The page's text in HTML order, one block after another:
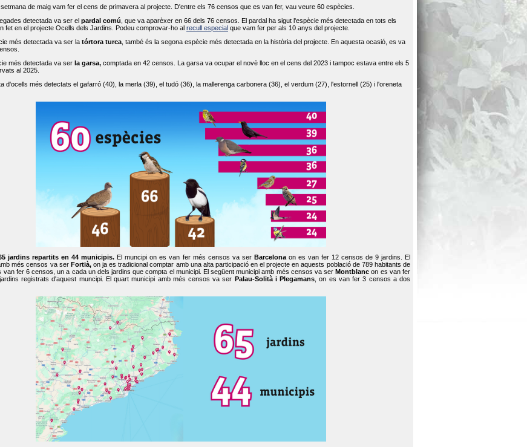
de maig vam fer el cens de primavera al projecte. D'entre els 76 censos que es van fer, vau veure 60 espècies.
detectada va ser el pardal comú , que va aparèxer en 66 dels 76 censos. El pardal ha sigut l'espècie més detectada en tots els
fet en el projecte Ocells dels Jardins. Podeu comprovar-ho al recull especial que vam fer per als 10 anys del projecte.
més detectada va ser la tórtora turca , també és la segona espècie més detectada en la història del projecte. En aquesta ocasió, es va
més detectada va ser la garsa, comptada en 42 censos. La garsa va ocupar el novè lloc en el cens del 2023 i tampoc estava entre els 5
al 2025.
d'ocells més detectats el gafarró (40), la merla (39), el tudó (36), la mallerenga carbonera (36), el verdum (27), l'estornell (25) i l'oreneta
jardins repartits en 44 municipis. El muncipi on es van fer més censos va ser Barcelonaon es van fer 12 censos de 9 jardins. El
més censos va ser Fortià, on ja es tradicional comptar amb una alta participació en el projecte en aquests població de 789 habitants de
van fer 6 censos, un a cada un dels jardins que compta el municipi. El següent municipi amb més censos va serMontblanc on es van fer
registrats d'aquest muncipi. El quart municipi amb més censos va ser Palau-Solità i Plegamans , on es van fer 3 censos a dos